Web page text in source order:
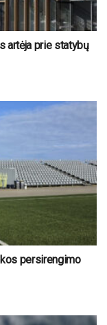
artėja prie statybų
persirengimo